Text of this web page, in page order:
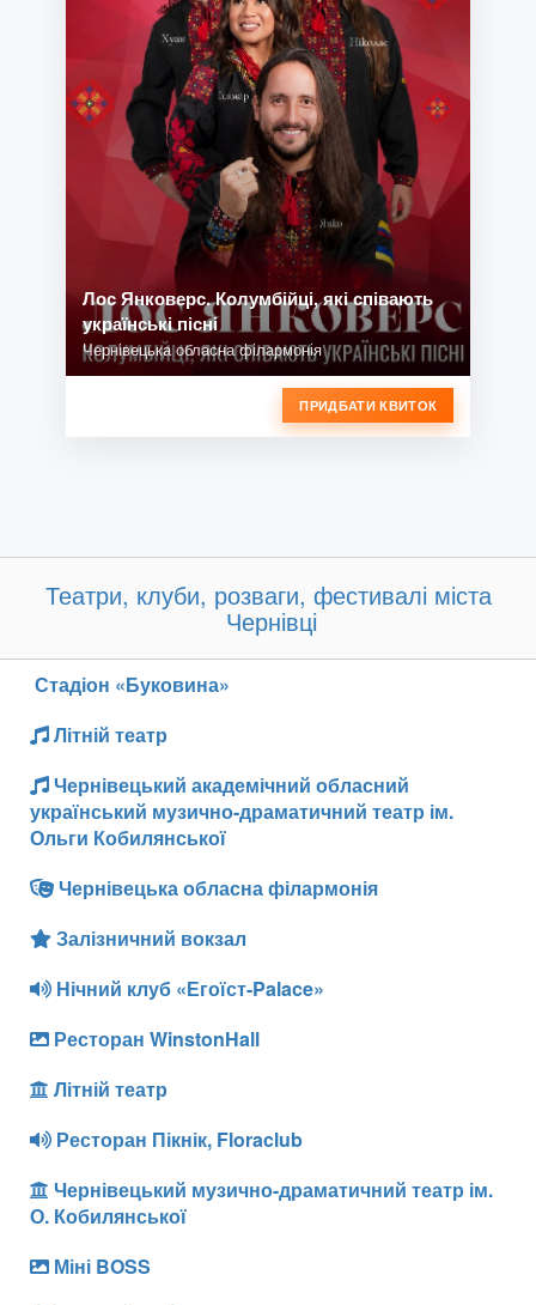
Лос Янковерс. Колумбійці, які співають
українські пісні
Чернівецька обласна філармонія
ПРИДБАТИ КВИТОК
Театри, клуби, розваги, фестивалі міста
Чернівці
Стадіон «Буковина»
Літній театр
Чернівецький академічний обласний
український музично-драматичний театр ім.
Ольги Кобилянської
Чернівецька обласна філармонія
Залізничний вокзал
Нічний клуб «Егоїст-Palace»
Ресторан WinstonHall
Літній театр
Ресторан Пікнік, Floraclub
Чернівецький музично-драматичний театр ім.
О. Кобилянської
Міні BOSS